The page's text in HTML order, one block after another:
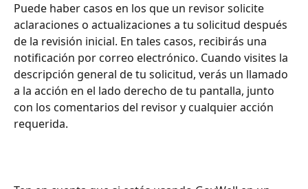
Puede haber casos en los que un revisor solicite
aclaraciones o actualizaciones a tu solicitud después
de la revisión inicial. En tales casos, recibirás una
notificación por correo electrónico. Cuando visites la
descripción general de tu solicitud, verás un llamado
a la acción en el lado derecho de tu pantalla, junto
con los comentarios del revisor y cualquier acción
requerida.